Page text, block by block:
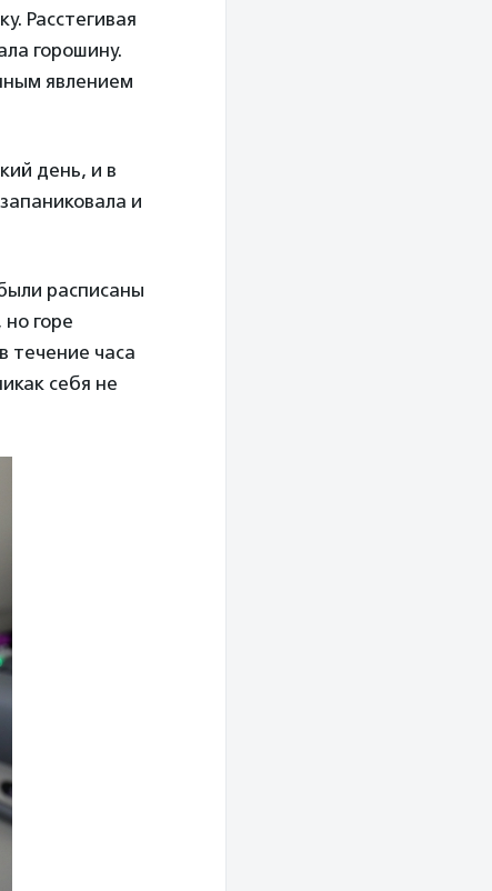
Расстегивая
горошину.
явлением
день, и в
и
расписаны
горе
течение часа
себя не